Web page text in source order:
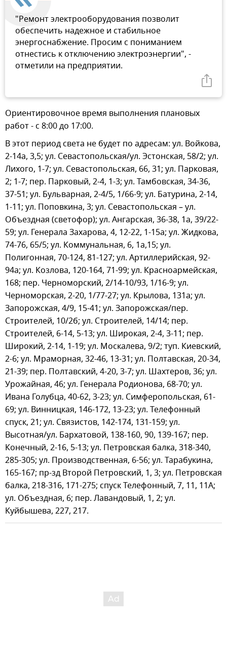
"Ремонт электрооборудования позволит
обеспечить надежное и стабильное
энергоснабжение. Просим с пониманием
отнестись к отключению электроэнергии", -
отметили на предприятии.
Ориентировочное время выполнения плановых
работ - с 8:00 до 17:00.
В этот период света не будет по адресам: ул. Войкова,
2-14а, 3,5; ул. Севастопольская/ул. Эстонская, 58/2; ул.
Лихого, 1-7; ул. Севастопольская, 66, 31; ул. Парковая,
2; 1-7; пер. Парковый, 2-4, 1-3; ул. Тамбовская, 34-36,
37-51; ул. Бульварная, 2-4/5, 1/66-9; ул. Батурина, 2-14,
1-11; ул. Поповкина, 3; ул. Севастопольская – ул.
Объездная (светофор); ул. Ангарская, 36-38, 1а, 39/22-
59; ул. Генерала Захарова, 4, 12-22, 1-15а; ул. Жидкова,
74-76, 65/5; ул. Коммунальная, 6, 1а,15; ул.
Полигонная, 70-124, 81-127; ул. Артиллерийская, 92-
94а; ул. Козлова, 120-164, 71-99; ул. Красноармейская,
168; пер. Черноморский, 2/14-10/93, 1/16-9; ул.
Черноморская, 2-20, 1/77-27; ул. Крылова, 131а; ул.
Запорожская, 4/9, 15-41; ул. Запорожская/пер.
Строителей, 10/2б; ул. Строителей, 14/14; пер.
Строителей, 6-14, 5-13; ул. Широкая, 2-4, 3-11; пер.
Широкий, 2-14, 1-19; ул. Москалева, 9/2; туп. Киевский,
2-6; ул. Мраморная, 32-46, 13-31; ул. Полтавская, 20-34,
21-39; пер. Полтавский, 4-20, 3-7; ул. Шахтеров, 36; ул.
Урожайная, 46; ул. Генерала Родионова, 68-70; ул.
Ивана Голубца, 40-62, 3-23; ул. Симферопольская, 61-
69; ул. Винницкая, 146-172, 13-23; ул. Телефонный
спуск, 21; ул. Связистов, 142-174, 131-159; ул.
Высотная/ул. Бархатовой, 138-160, 90, 139-167; пер.
Конечный, 2-16, 5-13; ул. Петровская балка, 318-340,
285-305; ул. Производственная, 6-56; ул. Тарабукина,
165-167; пр-зд Второй Петровский, 1, 3; ул. Петровская
балка, 218-316, 171-275; спуск Телефонный, 7, 11, 11А;
ул. Объездная, 6; пер. Лавандовый, 1, 2; ул.
Куйбышева, 227, 217.